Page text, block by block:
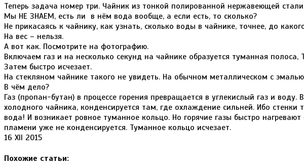
Теперь задача номер три. Чайник из тонкой полированной нержавеющей
Мы НЕ ЗНАЕМ, есть ли в нём вода вообще, а если есть, то сколько?
Не прикасаясь к чайнику, как узнать, сколько воды в чайнике, точнее, до
На вес – нельзя.
А вот как. Посмотрите на фотографию.
Включаем газ и на несколько секунд на чайнике образуется туманная
Затем быстро исчезает.
На стекляном чайнике такого не увидеть. На обычном металлическом с
В чём дело?
Газ (пропан-бутан) в процессе горения превращается в углекислый газ и
холодного чайника, конденсируется там, где охлаждение сильней. Ибо стенки
вода! И возникает ровное туманное кольцо. Но горячие газы быстро
пламени уже не конденсируется. Туманное кольцо исчезает.
16 XII 2015
Похожие статьи: